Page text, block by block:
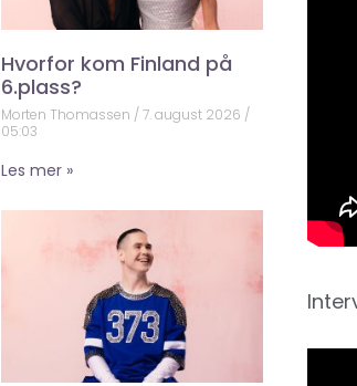
Hvorfor kom Finland på
6.plass?
Morten Thomassen
7. august 2026
05:03
Les mer »